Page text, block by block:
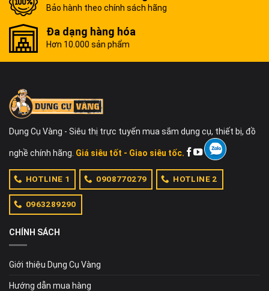
Bảo hành theo chính sách hãng
Đa dạng hàng hóa
Hơn 10.000 sản phẩm
Dụng Cụ Vàng - Siêu thị trực tuyến mua sắm dụng cụ, thiết bị, đồ
nghề chính hãng. Giá siêu tốt - Giao siêu tốc.
HOTLINE 1 0908770279 HOTLINE 2
0963289290
CHÍNH SÁCH
Giới thiệu Dụng Cụ Vàng
Hướng dẫn mua hàng